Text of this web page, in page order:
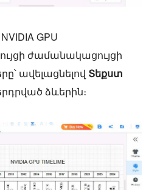
GPU
ժամանակացույցի
ավելացնելով Տեքստ
ձևերին։